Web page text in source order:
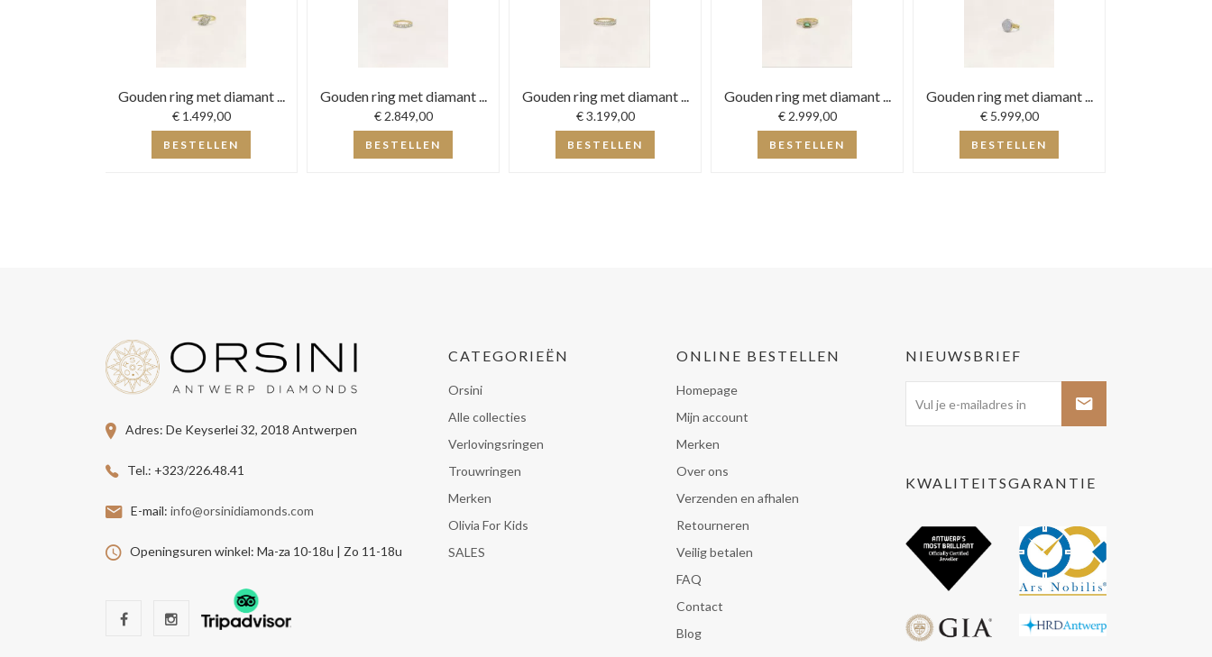
Gouden ring met diamant ...
€ 1.499,00
BESTELLEN
Gouden ring met diamant ...
€ 2.849,00
BESTELLEN
Gouden ring met diamant ...
€ 3.199,00
BESTELLEN
Gouden ring met diamant ...
€ 2.999,00
BESTELLEN
Gouden ring met diamant ...
€ 5.999,00
BESTELLEN
Adres: De Keyserlei 32, 2018 Antwerpen
Tel.: +323/226.48.41
E-mail: info@orsinidiamonds.com
Openingsuren winkel: Ma-za 10-18u | Zo 11-18u
CATEGORIEËN
Orsini
Alle collecties
Verlovingsringen
Trouwringen
Merken
Olivia For Kids
SALES
ONLINE BESTELLEN
Homepage
Mijn account
Merken
Over ons
Verzenden en afhalen
Retourneren
Veilig betalen
FAQ
Contact
Blog
NIEUWSBRIEF
KWALITEITSGARANTIE